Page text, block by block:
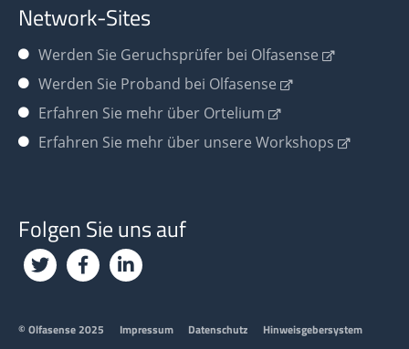
Network-Sites
Werden Sie Geruchsprüfer bei Olfasense
Werden Sie Proband bei Olfasense
Erfahren Sie mehr über Ortelium
Erfahren Sie mehr über unsere Workshops
Folgen Sie uns auf
Footer
© Olfasense 2025 Impressum Datenschutz Hinweisgebersystem